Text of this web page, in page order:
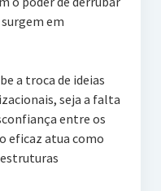
em
a troca de ideias
seja a falta
entre os
eficaz atua como